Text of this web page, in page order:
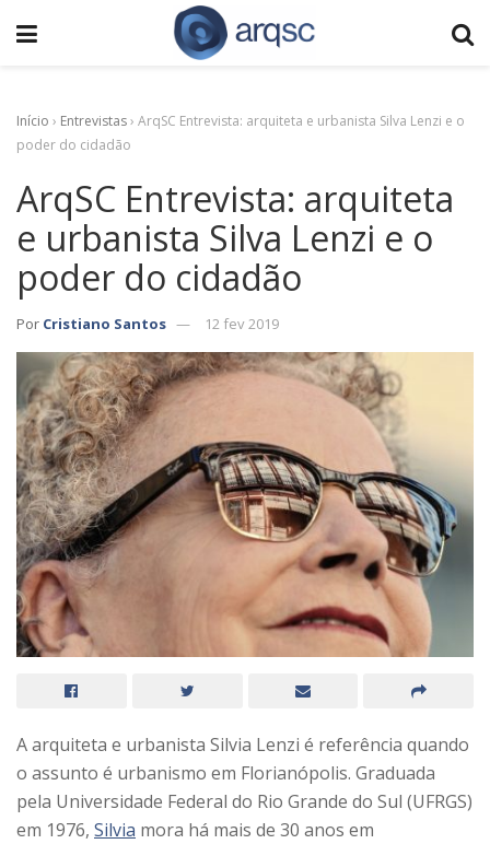
Início › Entrevistas› ArqSC Entrevista: arquiteta e urbanista Silva Lenzi e o
poder do cidadão
ArqSC Entrevista: arquiteta
e urbanista Silva Lenzi e o
poder do cidadão
Por Cristiano Santos 12 fev 2019
A arquiteta e urbanista Silvia Lenzi é referência quando
o assunto é urbanismo em Florianópolis. Graduada
pela Universidade Federal do Rio Grande do Sul (UFRGS)
em 1976, Silvia mora há mais de 30 anos em